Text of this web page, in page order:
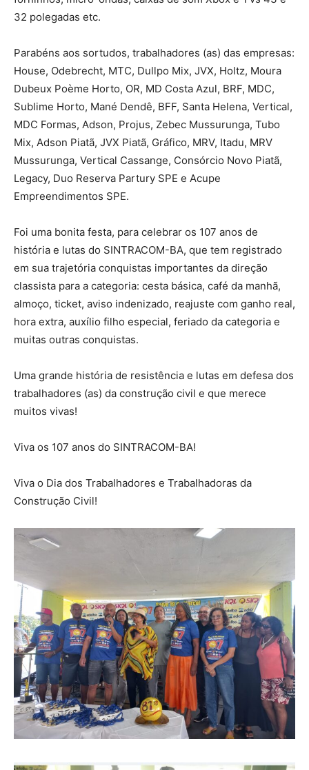
32 polegadas etc.
Parabéns aos sortudos, trabalhadores (as) das empresas:
House, Odebrecht, MTC, Dullpo Mix, JVX, Holtz, Moura
Dubeux Poème Horto, OR, MD Costa Azul, BRF, MDC,
Sublime Horto, Mané Dendê, BFF, Santa Helena, Vertical,
MDC Formas, Adson, Projus, Zebec Mussurunga, Tubo
Mix, Adson Piatã, JVX Piatã, Gráfico, MRV, Itadu, MRV
Mussurunga, Vertical Cassange, Consórcio Novo Piatã,
Legacy, Duo Reserva Partury SPE e Acupe
Empreendimentos SPE.
Foi uma bonita festa, para celebrar os 107 anos de
história e lutas do SINTRACOM-BA, que tem registrado
em sua trajetória conquistas importantes da direção
classista para a categoria: cesta básica, café da manhã,
almoço, ticket, aviso indenizado, reajuste com ganho real,
hora extra, auxílio filho especial, feriado da categoria e
muitas outras conquistas.
Uma grande história de resistência e lutas em defesa dos
trabalhadores (as) da construção civil e que merece
muitos vivas!
Viva os 107 anos do SINTRACOM-BA!
Viva o Dia dos Trabalhadores e Trabalhadoras da
Construção Civil!